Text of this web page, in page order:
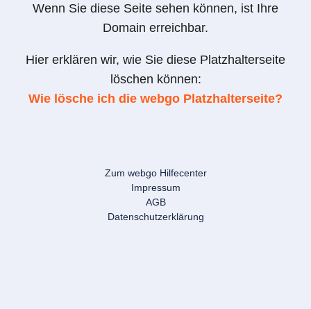
Wenn Sie diese Seite sehen können, ist Ihre
Domain erreichbar.
Hier erklären wir, wie Sie diese Platzhalterseite
löschen können:
Wie lösche ich die webgo Platzhalterseite?
Zum webgo Hilfecenter
Impressum
AGB
Datenschutzerklärung